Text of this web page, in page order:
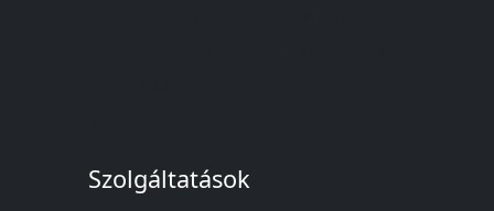
Szolgáltatások